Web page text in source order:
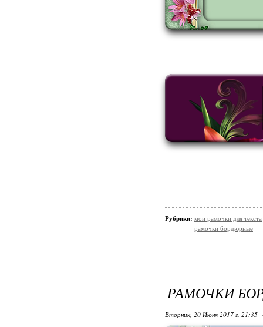
Рубрики: мои рамочки для текста
рамочки бордюрные
РАМОЧКИ
Вторник, 20 Июня 2017 г. 21:35